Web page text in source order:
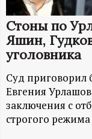
Й
Д
А
Н
-
Стоны по
Яшин,
уголовника
Суд приговорил
Евгения
заключения с
строгого режима